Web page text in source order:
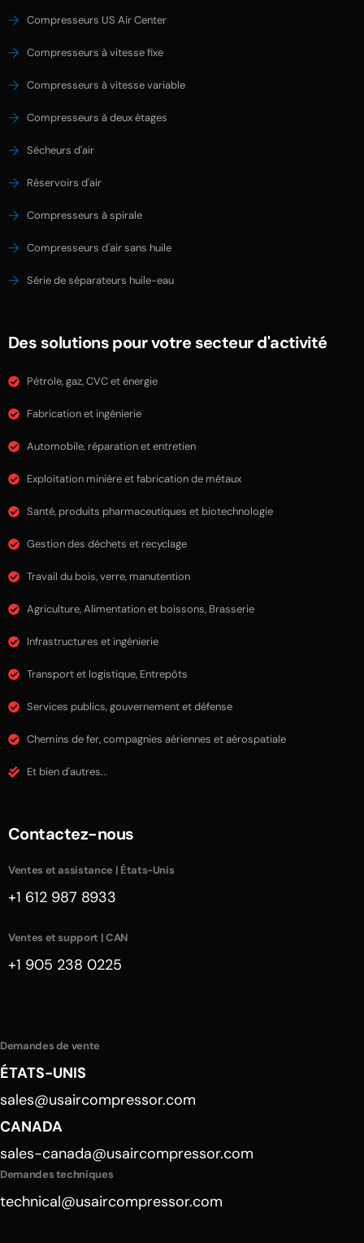
Compresseurs US Air Center
Compresseurs à vitesse fixe
Compresseurs à vitesse variable
Compresseurs à deux étages
Sécheurs d'air
Réservoirs d'air
Compresseurs à spirale
Compresseurs d'air sans huile
Série de séparateurs huile-eau
Des solutions pour votre secteur d'activité
Pétrole, gaz, CVC et énergie
Fabrication et ingénierie
Automobile, réparation et entretien
Exploitation minière et fabrication de métaux
Santé, produits pharmaceutiques et biotechnologie
Gestion des déchets et recyclage
Travail du bois, verre, manutention
Agriculture, Alimentation et boissons, Brasserie
Infrastructures et ingénierie
Transport et logistique, Entrepôts
Services publics, gouvernement et défense
Chemins de fer, compagnies aériennes et aérospatiale
Et bien d'autres...
Contactez-nous
Ventes et assistance | États-Unis
+1 612 987 8933
Ventes et support | CAN
+1 905 238 0225
Demandes de vente
ÉTATS-UNIS
sales@usaircompressor.com
CANADA
sales-canada@usaircompressor.com
Demandes techniques
technical@usaircompressor.com